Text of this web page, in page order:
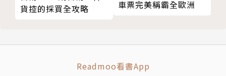
愛上旅行，兩人目前親身研究與體驗如郵輪這種方式的
生活的觀點與態度，除了追求金錢之外，人的一生還有
世界上最小的國家
貨控的採買全攻略
車票完美稱霸全歐洲
Readmoo看書App